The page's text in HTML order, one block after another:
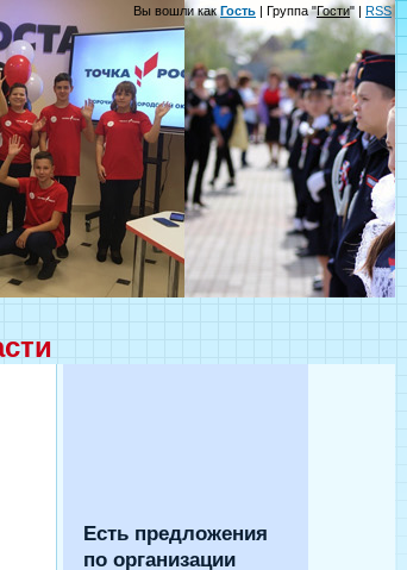
Вы вошли какГость | Группа "Гости" | RSS
Есть предложения
по организации